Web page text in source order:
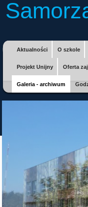
Aktualności O szkole
Projekt Unijny Oferta
Galeria - archiwum